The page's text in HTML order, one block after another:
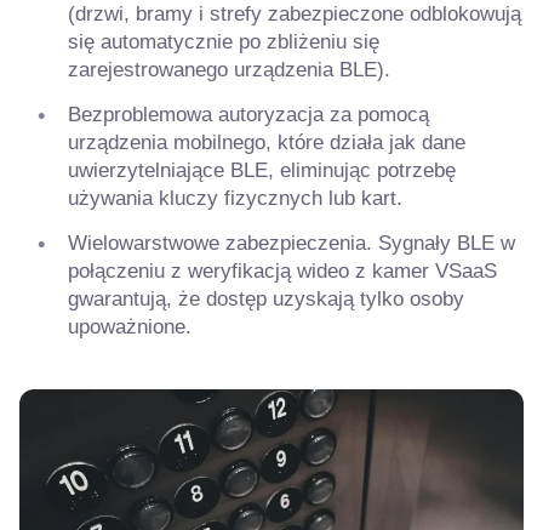
(drzwi, bramy i strefy zabezpieczone odblokowują
się automatycznie po zbliżeniu się
zarejestrowanego urządzenia BLE).
Bezproblemowa autoryzacja za pomocą
urządzenia mobilnego, które działa jak dane
uwierzytelniające BLE, eliminując potrzebę
używania kluczy fizycznych lub kart.
Wielowarstwowe zabezpieczenia. Sygnały BLE w
połączeniu z weryfikacją wideo z kamer VSaaS
gwarantują, że dostęp uzyskają tylko osoby
upoważnione.